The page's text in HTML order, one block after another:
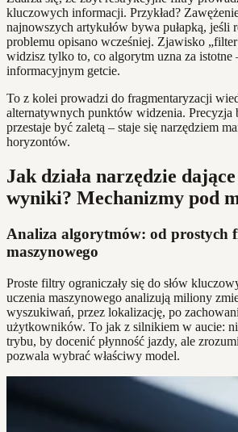
kluczowych informacji. Przykład?
najnowszych artykułów bywa pułapką, jeśli
problemu opisano wcześniej. Zjawisko
widzisz tylko to, co algorytm uzna za istotne
informacyjnym getcie.
To z kolei prowadzi do fragmentaryzacji
alternatywnych punktów widzenia. Precyzja
przestaje być zaletą – staje się narzędziem
horyzontów.
Jak działa narzędzie
wyniki? Mechanizmy pod
Analiza algorytmów: od prostych
maszynowego
Proste filtry ograniczały się do słów
uczenia maszynowego analizują miliony
wyszukiwań, przez lokalizację, po
użytkowników. To jak z silnikiem w aucie:
trybu, by docenić płynność jazdy, ale
pozwala wybrać właściwy model.